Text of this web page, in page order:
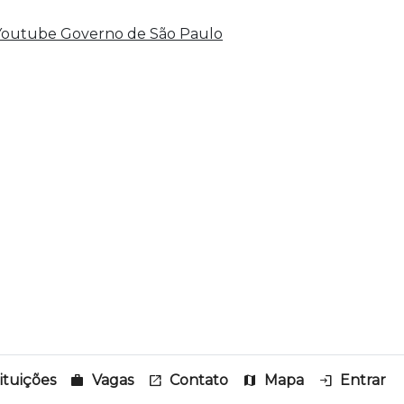
work Vagas open_in_new Contato map Mapa login Entrar